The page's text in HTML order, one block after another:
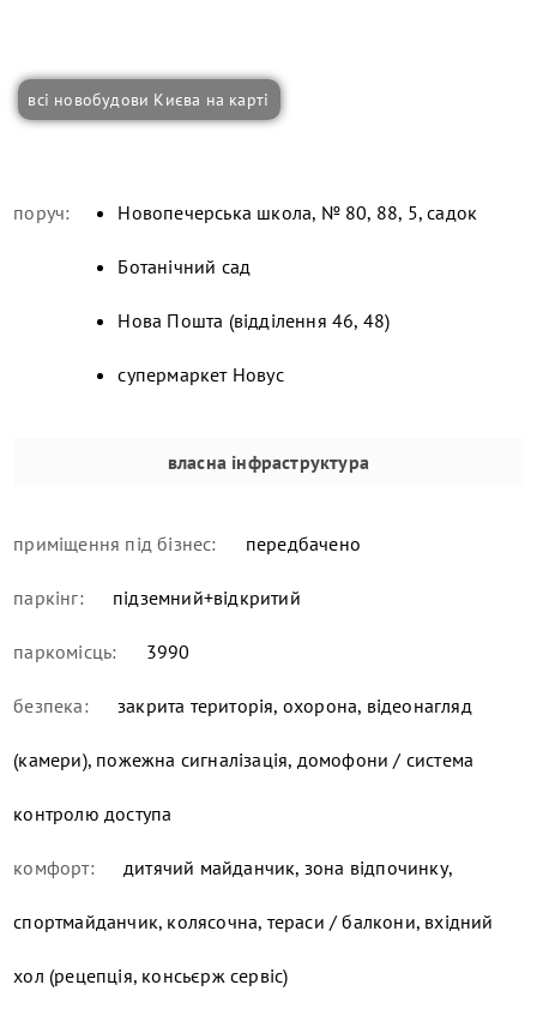
всі новобудови Києва на карті
поруч: Новопечерська школа, № 80, 88, 5, садок
Ботанічний сад
Нова Пошта (відділення 46, 48)
супермаркет Новус
власна інфраструктура
приміщення під бізнес: передбачено
паркінг: підземний+відкритий
паркомісць: 3990
безпека: закрита територія, охорона, відеонагляд
(камери), пожежна сигналізація, домофони / система
контролю доступа
комфорт: дитячий майданчик, зона відпочинку,
спортмайданчик, колясочна, тераси / балкони, вхідний
хол (рецепція, консьєрж сервіс)